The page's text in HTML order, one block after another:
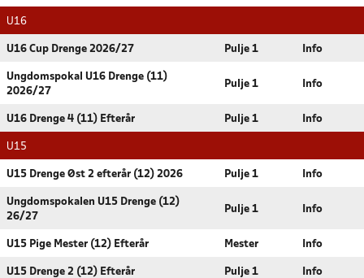
U16
U16 Cup Drenge 2026/27 Pulje 1 Info
Ungdomspokal U16 Drenge (11)
2026/27
Pulje 1 Info
U16 Drenge 4 (11) Efterår Pulje 1 Info
U15
U15 Drenge Øst 2 efterår (12) 2026 Pulje 1 Info
Ungdomspokalen U15 Drenge (12)
26/27
Pulje 1 Info
U15 Pige Mester (12) Efterår Mester Info
U15 Drenge 2 (12) Efterår Pulje 1 Info